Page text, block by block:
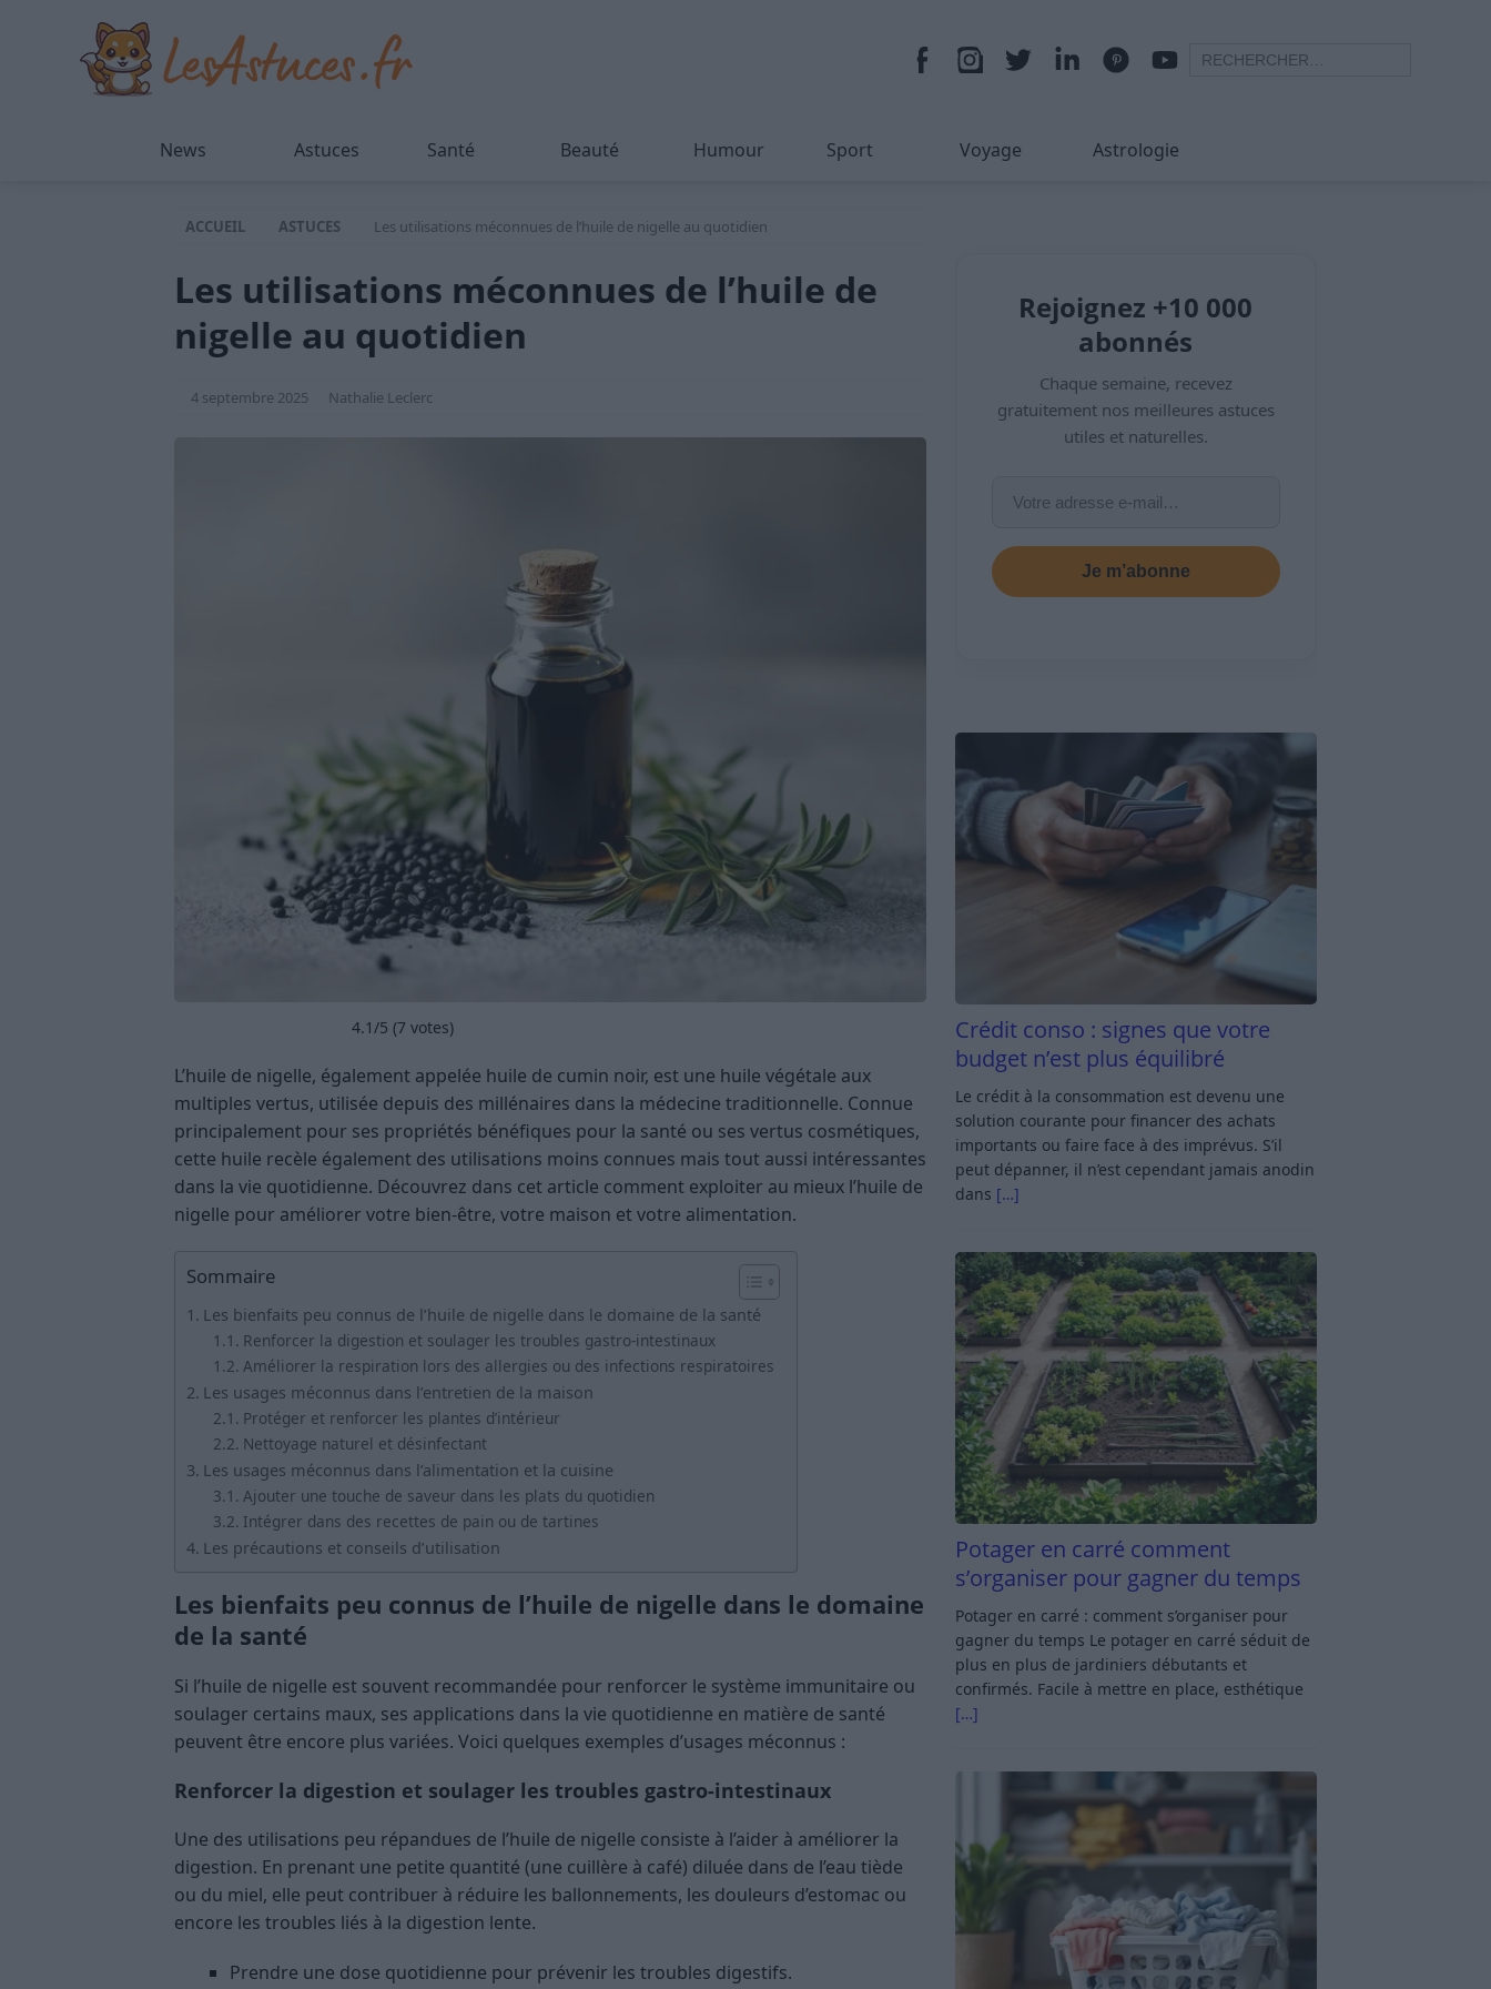
News Astuces Santé Beauté Humour Sport Voyage Astrologie
ACCUEIL ASTUCES Les utilisations méconnues de l’huile de nigelle au quotidien
Les utilisations méconnues de l’huile de
nigelle au quotidien
4 septembre 2025 Nathalie Leclerc
4.1/5 (7 votes)
L’huile de nigelle, également appelée huile de cumin noir, est une huile végétale aux
multiples vertus, utilisée depuis des millénaires dans la médecine traditionnelle. Connue
principalement pour ses propriétés bénéfiques pour la santé ou ses vertus cosmétiques,
cette huile recèle également des utilisations moins connues mais tout aussi intéressantes
dans la vie quotidienne. Découvrez dans cet article comment exploiter au mieux l’huile de
nigelle pour améliorer votre bien-être, votre maison et votre alimentation.
Sommaire
Les bienfaits peu connus de l’huile de nigelle dans le domaine de la santé
Renforcer la digestion et soulager les troubles gastro-intestinaux
Améliorer la respiration lors des allergies ou des infections respiratoires
Les usages méconnus dans l’entretien de la maison
Protéger et renforcer les plantes d’intérieur
Nettoyage naturel et désinfectant
Les usages méconnus dans l’alimentation et la cuisine
Ajouter une touche de saveur dans les plats du quotidien
Intégrer dans des recettes de pain ou de tartines
Les précautions et conseils d’utilisation
Les bienfaits peu connus de l’huile de nigelle dans le domaine
de la santé
Si l’huile de nigelle est souvent recommandée pour renforcer le système immunitaire ou
soulager certains maux, ses applications dans la vie quotidienne en matière de santé
peuvent être encore plus variées. Voici quelques exemples d’usages méconnus :
Renforcer la digestion et soulager les troubles gastro-intestinaux
Une des utilisations peu répandues de l’huile de nigelle consiste à l’aider à améliorer la
digestion. En prenant une petite quantité (une cuillère à café) diluée dans de l’eau tiède
ou du miel, elle peut contribuer à réduire les ballonnements, les douleurs d’estomac ou
encore les troubles liés à la digestion lente.
Prendre une dose quotidienne pour prévenir les troubles digestifs.
Rejoignez +10 000
abonnés
Chaque semaine, recevez
gratuitement nos meilleures astuces
utiles et naturelles.
Je m’abonne
Crédit conso : signes que votre
budget n’est plus équilibré
Le crédit à la consommation est devenu une
solution courante pour financer des achats
importants ou faire face à des imprévus. S’il
peut dépanner, il n’est cependant jamais anodin
dans […]
Potager en carré comment
s’organiser pour gagner du temps
Potager en carré : comment s’organiser pour
gagner du temps Le potager en carré séduit de
plus en plus de jardiniers débutants et
confirmés. Facile à mettre en place, esthétique
[…]